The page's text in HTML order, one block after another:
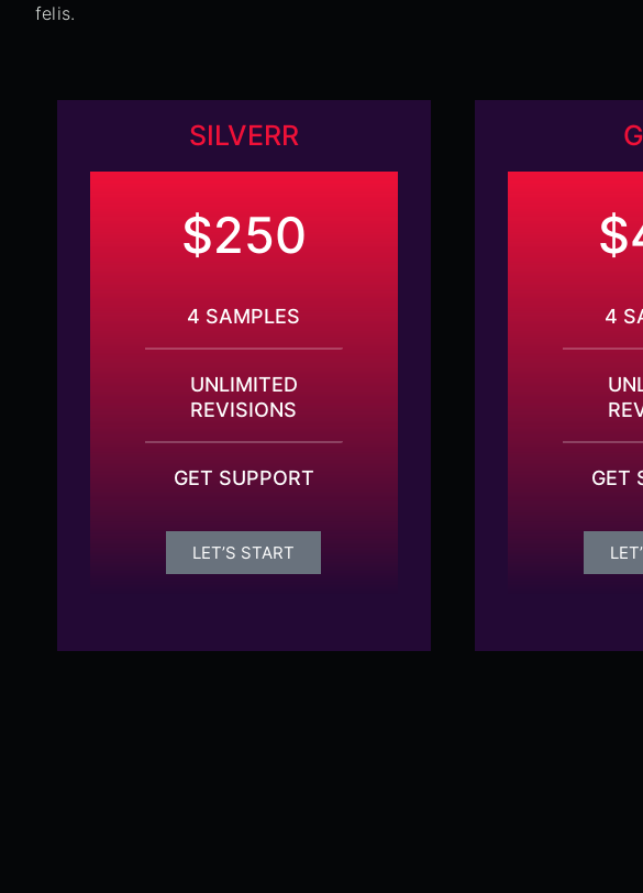
felis.
SILVERR
$250
4 SAMPLES
UNLIMITED
REVISIONS
GET SUPPORT
LET’S START
4
GET